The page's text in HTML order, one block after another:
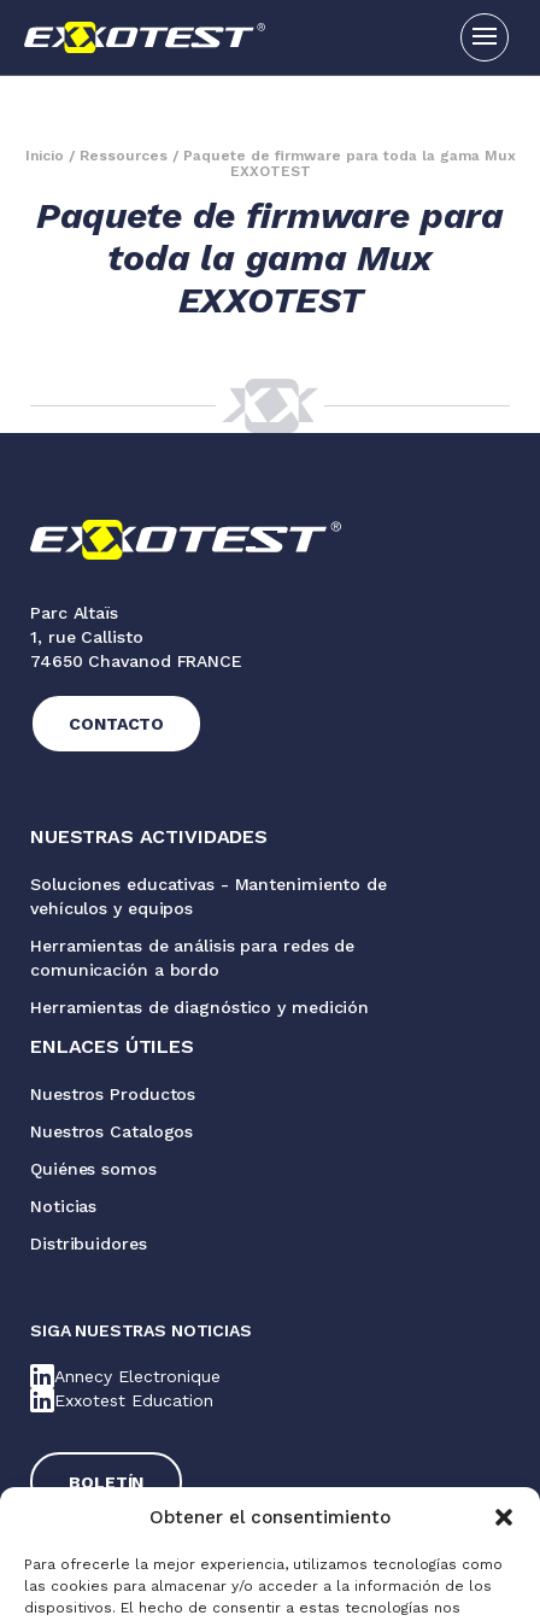
Obtener el consentimiento
Para ofrecerle la mejor experiencia, utilizamos tecnologías como
las cookies para almacenar y/o acceder a la información de los
dispositivos. El hecho de consentir a estas tecnologías nos
Inicio / Ressources/ Paquete de firmware para toda la gama Mux
EXXOTEST
Paquete de firmware para
toda la gama Mux
EXXOTEST
Parc Altaïs
1, rue Callisto
74650 Chavanod FRANCE
CONTACTO
NUESTRAS ACTIVIDADES
Soluciones educativas - Mantenimiento de
vehículos y equipos
Herramientas de análisis para redes de
comunicación a bordo
Herramientas de diagnóstico y medición
ENLACES ÚTILES
Nuestros Productos
Nuestros Catalogos
Quiénes somos
Noticias
Distribuidores
SIGA NUESTRAS NOTICIAS
Annecy Electronique
Exxotest Education
BOLETÍN